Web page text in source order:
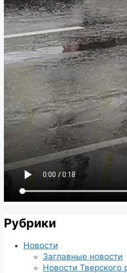
Рубрики
Новости
Заглавные новости
Новости Тверского